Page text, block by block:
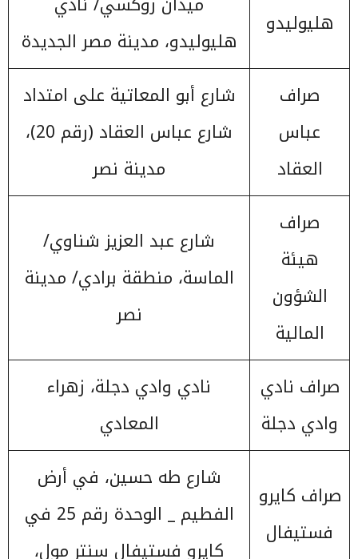
هليوليدو
هليوليدو، مدينة مصر الجديدة
صراف
عباس
العقاد
شارع أبو المعاتية على امتداد
شارع عباس العقاد (رقم 20)،
مدينة نصر
صراف
هيئة
الشؤون
المالية
شارع عبد العزيز شناوي/
الماسة، منطقة برادي/ مدينة
نصر
صراف نادي
وادي دجلة
نادي وادي دجلة، زهراء
المعادي
صراف كايرو
فستيفال
شارع طه حسين، في أرض
الفطيم _ الوحدة رقم 25 في
كايرو فستيفال سنتر مول،